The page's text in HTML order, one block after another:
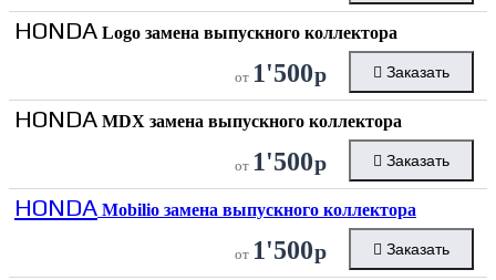
HONDA Logo замена выпускного коллектора
от 1'500р Заказать
HONDA MDX замена выпускного коллектора
от 1'500р Заказать
HONDA Mobilio замена выпускного коллектора
от 1'500р Заказать